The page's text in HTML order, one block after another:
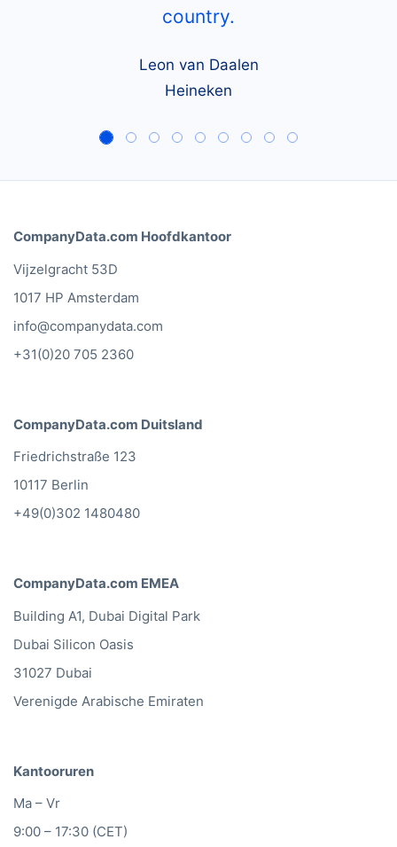
country.
Leon van Daalen
Heineken
CompanyData.com Hoofdkantoor
Vijzelgracht 53D
1017 HP Amsterdam
info@companydata.com
+31(0)20 705 2360
CompanyData.com Duitsland
Friedrichstraße 123
10117 Berlin
+49(0)302 1480480
CompanyData.com EMEA
Building A1, Dubai Digital Park
Dubai Silicon Oasis
31027 Dubai
Verenigde Arabische Emiraten
Kantooruren
Ma – Vr
9:00 – 17:30 (CET)